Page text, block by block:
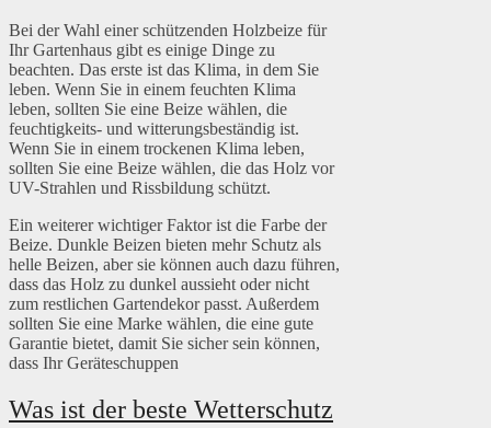
Bei der Wahl einer schützenden Holzbeize für
Ihr Gartenhaus gibt es einige Dinge zu
beachten. Das erste ist das Klima, in dem Sie
leben. Wenn Sie in einem feuchten Klima
leben, sollten Sie eine Beize wählen, die
feuchtigkeits- und witterungsbeständig ist.
Wenn Sie in einem trockenen Klima leben,
sollten Sie eine Beize wählen, die das Holz vor
UV-Strahlen und Rissbildung schützt.
Ein weiterer wichtiger Faktor ist die Farbe der
Beize. Dunkle Beizen bieten mehr Schutz als
helle Beizen, aber sie können auch dazu führen,
dass das Holz zu dunkel aussieht oder nicht
zum restlichen Gartendekor passt. Außerdem
sollten Sie eine Marke wählen, die eine gute
Garantie bietet, damit Sie sicher sein können,
dass Ihr Geräteschuppen
Was ist der beste Wetterschutz